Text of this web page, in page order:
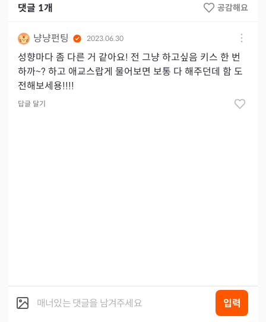
댓글 1개 공감해요
냥냥펀팅 2023.06.30
성향마다 좀 다른 거 같아요! 전 그냥 하고싶음 키스 한 번
하까~? 하고 애교스랍게 물어보면 보통 다 해주던데 함 도
전해보세용!!!!
답글 달기
입력